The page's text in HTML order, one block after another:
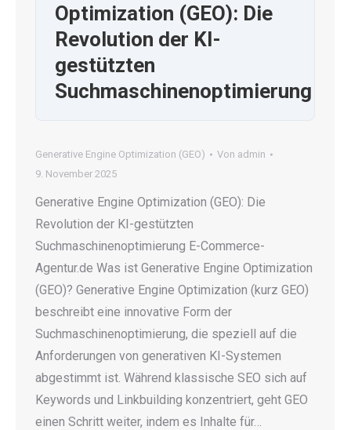
Optimization (GEO): Die
Revolution der KI-
gestützten
Suchmaschinenoptimierung
Generative Engine Optimization (GEO) Von admin
9. November 2025
Generative Engine Optimization (GEO): Die
Revolution der KI-gestützten
Suchmaschinenoptimierung E-Commerce-
Agentur.de Was ist Generative Engine Optimization
(GEO)? Generative Engine Optimization (kurz GEO)
beschreibt eine innovative Form der
Suchmaschinenoptimierung, die speziell auf die
Anforderungen von generativen KI-Systemen
abgestimmt ist. Während klassische SEO sich auf
Keywords und Linkbuilding konzentriert, geht GEO
einen Schritt weiter, indem es Inhalte für…